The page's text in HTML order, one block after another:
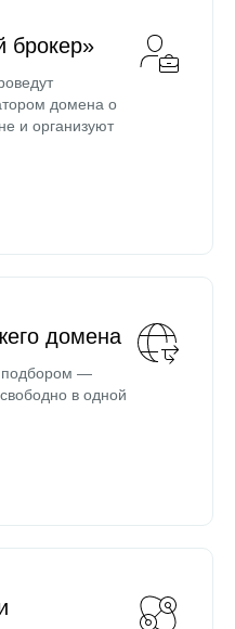
брокер»
домена о
и организуют
домена
подбором —
в одной